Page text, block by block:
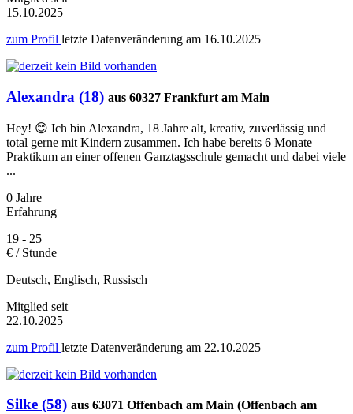
15.10.2025
zum Profil letzte Datenveränderung am 16.10.2025
Alexandra (18) aus 60327 Frankfurt am Main
Hey! 😊 Ich bin Alexandra, 18 Jahre alt, kreativ, zuverlässig und
total gerne mit Kindern zusammen. Ich habe bereits 6 Monate
Praktikum an einer offenen Ganztagsschule gemacht und dabei viele
...
0 Jahre
Erfahrung
19 - 25
€ / Stunde
Deutsch, Englisch, Russisch
Mitglied seit
22.10.2025
zum Profil letzte Datenveränderung am 22.10.2025
Silke (58) aus 63071 Offenbach am Main (Offenbach am